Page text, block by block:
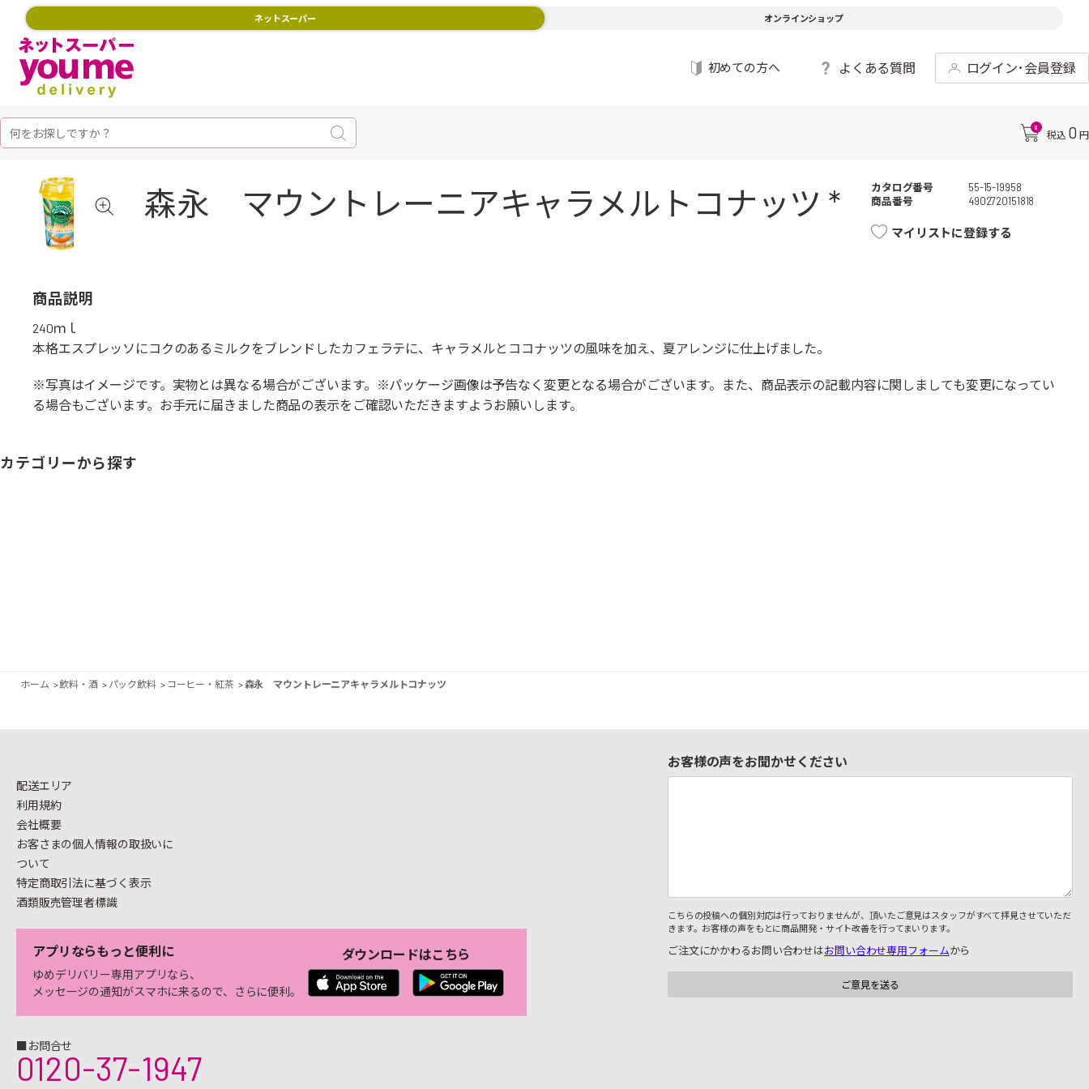
ネットスーパー オンラインショップ
初めての方へ よくある質問 ログイン･会員登録
0
税込 0 円
森永 マウントレーニアキャラメルトコナッツ * カタログ番号
55-15-19958
商品番号
4902720151818
マイリストに登録する
商品説明
240ｍｌ
本格エスプレッソにコクのあるミルクをブレンドしたカフェラテに、キャラメルとココナッツの風味を加え、夏アレンジに仕上げました。
※写真はイメージです。実物とは異なる場合がございます。※パッケージ画像は予告なく変更となる場合がございます。また、商品表示の記載内容に関しましても変更になってい
る場合もございます。お手元に届きました商品の表示をご確認いただきますようお願いします。
カテゴリーから探す
ホーム >飲料・酒 > パック飲料 > コーヒー・紅茶 >森永 マウントレーニアキャラメルトコナッツ
配送エリア
利用規約
会社概要
お客さまの個人情報の取扱いに
ついて
特定商取引法に基づく表示
酒類販売管理者標識
アプリならもっと便利に
ゆめデリバリー専用アプリなら、
メッセージの通知がスマホに来るので、さらに便利。
ダウンロードはこちら
■お問合せ
0120-37-1947
お客様の声をお聞かせください
こちらの投稿への個別対応は行っておりませんが、頂いたご意見はスタッフがすべて拝見させていただ
きます。お客様の声をもとに商品開発・サイト改善を行ってまいります。
ご注文にかかわるお問い合わせはお問い合わせ専用フォームから